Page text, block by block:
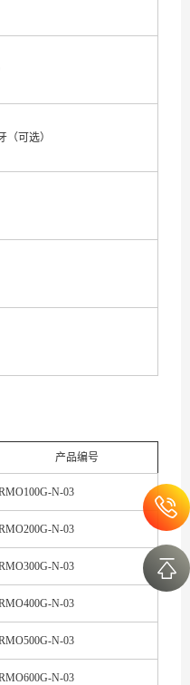
可选）
产品编号
N-03
N-03
N-03
N-03
N-03
N-03